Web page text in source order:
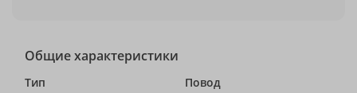
Общие характеристики
Тип
Повод